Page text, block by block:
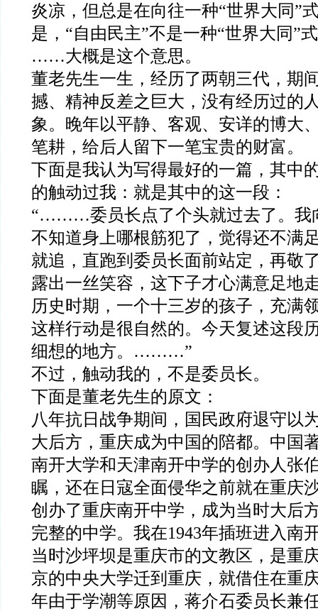
炎凉，但总是在向往一种“世界大同”
是，“自由民主”不是一种“世界大同”
……大概是这个意思。
董老先生一生，经历了两朝三代，期
撼、精神反差之巨大，没有经历过的
象。晚年以平静、客观、安详的博大
笔耕，给后人留下一笔宝贵的财富。
下面是我认为写得最好的一篇，其中
的触动过我：就是其中的这一段：
“………委员长点了个头就过去了。我
不知道身上哪根筋犯了，觉得还不满
就追，直跑到委员长面前站定，再敬
露出一丝笑容，这下子才心满意足
历史时期，一个十三岁的孩子，充满
这样行动是很自然的。今天复述这段
细想的地方。………”
不过，触动我的，不是委员长。
下面是董老先生的原文：
八年抗日战争期间，国民政府退守以
大后方，重庆成为中国的陪都。中国
南开大学和天津南开中学的创办人张
瞩，还在日寇全面侵华之前就在重庆
创办了重庆南开中学，成为当时大后
完整的中学。我在1943年插班进入南
当时沙坪坝是重庆市的文教区，是重
京的中央大学迁到重庆，就借住在重
年由于学潮等原因，蒋介石委员长兼